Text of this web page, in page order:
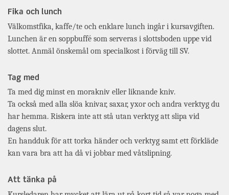
Fika och lunch
Välkomstfika, kaffe/te och enklare lunch ingår i kursavgiften.
Lunchen är en soppbuffé som serveras i slottsboden uppe vid
slottet. Anmäl önskemål om specialkost i förväg till SV.
Tag med
Ta med dig minst en morakniv eller liknande kniv.
Ta också med alla slöa knivar, saxar, yxor och andra verktyg du
har hemma. Riskera inte att stå utan verktyg att slipa vid
dagens slut.
En handduk för att torka händer och verktyg samt ett förkläde
kan vara bra att ha då vi jobbar med våtslipning.
Att tänka på